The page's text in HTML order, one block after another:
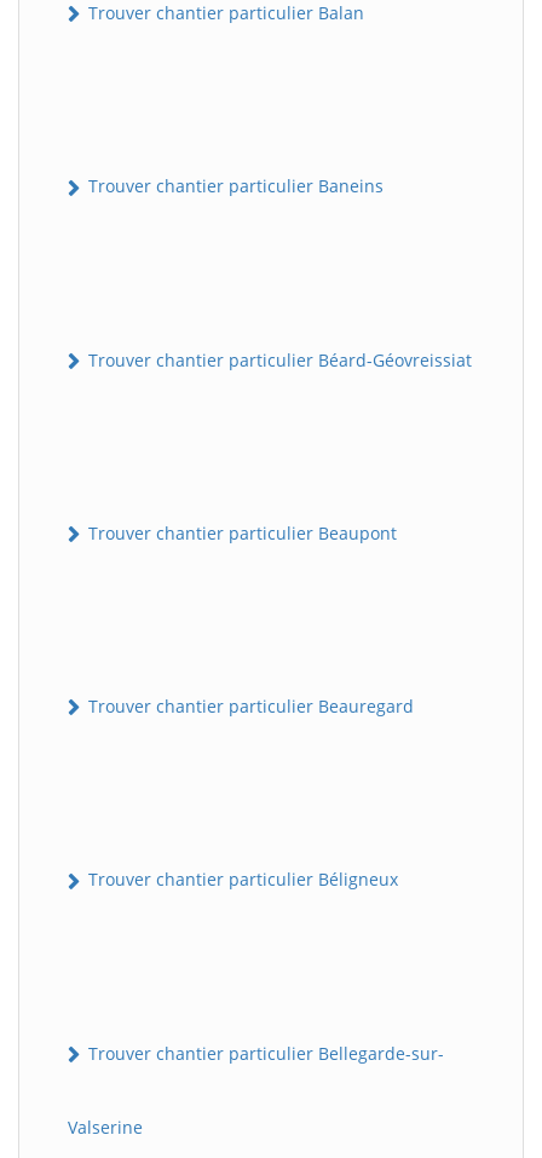
Trouver chantier particulier Balan
Trouver chantier particulier Baneins
Trouver chantier particulier Béard-Géovreissiat
Trouver chantier particulier Beaupont
Trouver chantier particulier Beauregard
Trouver chantier particulier Béligneux
Trouver chantier particulier Bellegarde-sur-
Valserine